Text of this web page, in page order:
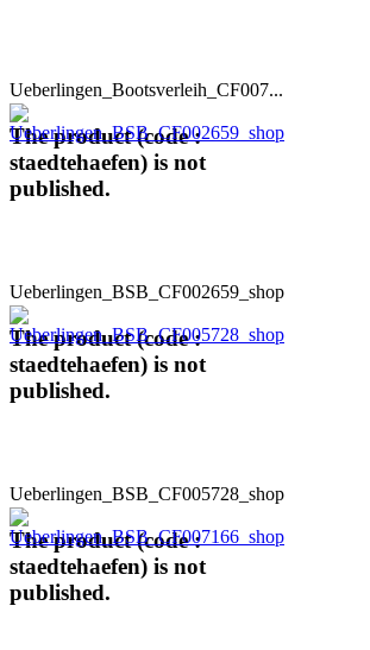
Ueberlingen_Bootsverleih_CF007...
The product (code :
staedtehaefen) is not
published.
Ueberlingen_BSB_CF002659_shop
The product (code :
staedtehaefen) is not
published.
Ueberlingen_BSB_CF005728_shop
The product (code :
staedtehaefen) is not
published.